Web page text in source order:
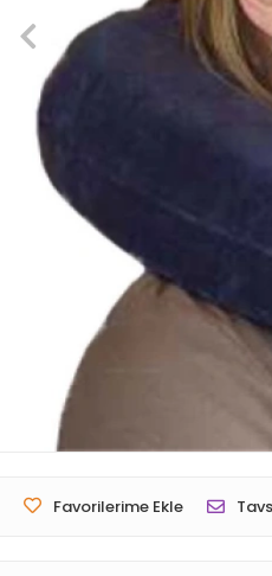
Favorilerime Ekle